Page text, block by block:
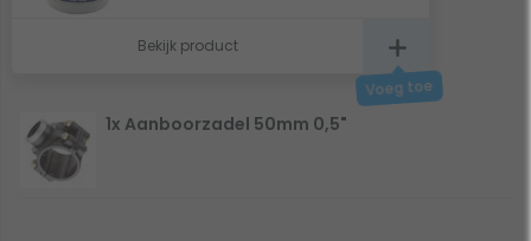
Bekijk product
1x Aanboorzadel 50mm 0,5"